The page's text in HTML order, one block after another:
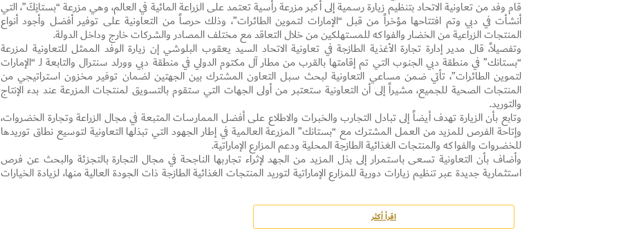
قام وفد من تعاونية الاتحاد بتنظيم زيارة رسمية إلى أكبر مزرعة رأسية تعتمد على الزراعة المائية في العالم، وهي مزرعة “بستانِكَ”، التي
أنشأت في دبي وتم افتتاحها مؤخراً من قبل “الإمارات لتموين الطائرات”، وذلك حرصاً من التعاونية على توفير أفضل وأجود أنواع
المنتجات الزراعية من الخضار والفواكه للمستهلكين من خلال التعاقد مع مختلف المصادر والشركات خارج وداخل الدولة.
وتفصيلاً، قال مدير إدارة تجارة الأغذية الطازجة في تعاونية الاتحاد السيد يعقوب البلوشي إن زيارة الوفد الممثل للتعاونية لمزرعة
“بستانك” في منطقة دبي الجنوب التي تم إقامتها بالقرب من مطار آل مكتوم الدولي في منطقة دبي وورلد سنترال والتابعة لـ “الإمارات
لتموين الطائرات”، تأتي ضمن مساعي التعاونية لبحث سبل التعاون المشترك بين الجهتين لضمان توفير مخزون استراتيجي من
المنتجات الصحية للجميع، مشيراً إلى أن التعاونية ستعتبر من أولى الجهات التي ستقوم بالتسويق لمنتجات المزرعة عند بدء الإنتاج
والتوريد.
وتابع بأن الزيارة تهدف أيضاً إلى تبادل التجارب والخبرات والاطلاع على أفضل الممارسات المتبعة في مجال الزراعة وتجارة الخضروات،
وإتاحة الفرص للمزيد من العمل المشترك مع “بستانك” المزرعة العالمية في إطار الجهود التي تبذلها التعاونية لتوسيع نطاق توريدها
للخضروات والفواكه والمنتجات الغذائية الطازجة المحلية ودعم المزارع الإماراتية.
وأضاف بأن التعاونية تسعى باستمرار إلى بذل المزيد من الجهد لإثراء تجاربها الناجحة في مجال التجارة بالتجزئة والبحث عن فرص
استثمارية جديدة عبر تنظيم زيارات دورية للمزارع الإماراتية لتوريد المنتجات الغذائية الطازجة ذات الجودة العالية منها، لزيادة الخيارات
اقرأ أكثر
Set Youtube Channel ID